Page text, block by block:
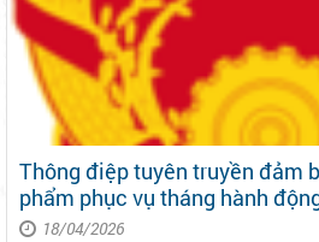
Thông điệp tuyên truyền đảm
phẩm phục vụ tháng hành
phẩm18/04/2026